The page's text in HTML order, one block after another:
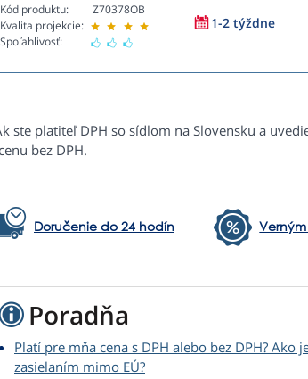
Kód produktu:
Kvalita projekcie:
Spoľahlivosť:
Z70378OB
1-2 týždne
ste platiteľ DPH so sídlom na Slovensku a
bez DPH.
Doručenie do 24 hodín
Poradňa
Platí pre mňa cena s DPH alebo bez DPH? Ako
zasielaním mimo EÚ?